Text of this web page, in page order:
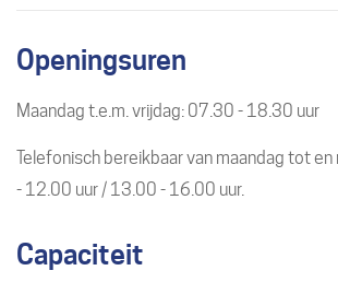
Openingsuren
Maandag t.e.m. vrijdag: 07.30 - 18.30 uur
Telefonisch bereikbaar van maandag tot
- 12.00 uur / 13.00 - 16.00 uur.
Capaciteit